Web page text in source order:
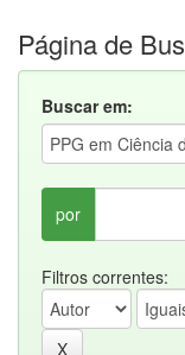
Página de
Buscar em:
por
Filtros correntes: